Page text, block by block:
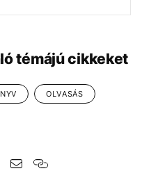
témájú cikkeket
OLVASÁS